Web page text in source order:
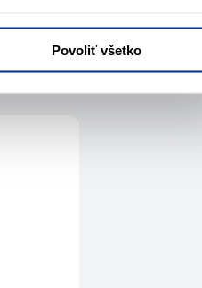
Povoliť všetko